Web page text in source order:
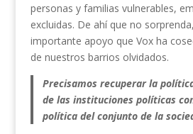
personas y familias vulnerables,
excluidas. De ahí que no
importante apoyo que Vox ha
de nuestros barrios olvidados.
Precisamos recuperar la
de las instituciones políticas
política del conjunto de la